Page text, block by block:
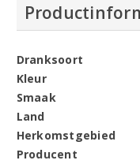
Dranksoort
Kleur
Smaak
Land
Herkomstgebied
Producent